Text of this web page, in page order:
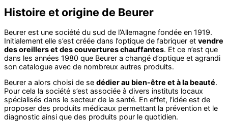
Histoire et origine de Beurer
Beurer est une société du sud de l’Allemagne fondée en 1919.
Initialement elle s’est créée dans l’optique de fabriquer et vendre
des oreillers et des couvertures chauffantes. Et ce n’est que
dans les années 1980 que Beurer a changé d’optique et agrandi
son catalogue avec de nombreux autres produits.
Beurer a alors choisi de se dédier au bien-être et à la beauté.
Pour cela la société s’est associée à divers instituts locaux
spécialisés dans le secteur de la santé. En effet, l’idée est de
proposer des produits médicaux permettant la prévention et le
diagnostic ainsi que des produits pour le quotidien.